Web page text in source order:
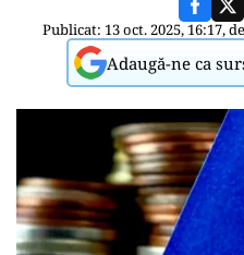
Publicat: 13 oct. 2025, 16:17, de
Adaugă-ne ca